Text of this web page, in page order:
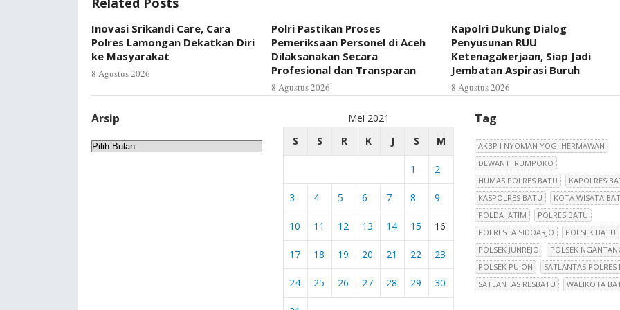
Inovasi Srikandi Care, Cara
Polres Lamongan Dekatkan Diri
ke Masyarakat
8 Agustus 2026
Polri Pastikan Proses
Pemeriksaan Personel di Aceh
Dilaksanakan Secara
Profesional dan Transparan
8 Agustus 2026
Kapolri Dukung Dialog
Penyusunan RUU
Ketenagakerjaan, Siap Jadi
Jembatan Aspirasi Buruh
8 Agustus 2026
Arsip
Arsip
Mei 2021
S
S R K J S M
1 2
3 4 5 6 7 8 9
10 11 12 13 14 15 16
17 18 19 20 21 22 23
24 25 26 27 28 29 30
Tag
AKBP I NYOMAN YOGI HERMAWAN
DEWANTI RUMPOKO
HUMAS POLRES BATU
KAPOLRES
KASPOLRES BATU
KOTA WISATA
POLDA JATIM
POLRES BATU
POLRESTA SIDOARJO
POLSEK BATU
POLSEK JUNREJO
POLSEK
POLSEK PUJON
SATLANTAS POLRES
SATLANTAS RESBATU
WALIKOTA